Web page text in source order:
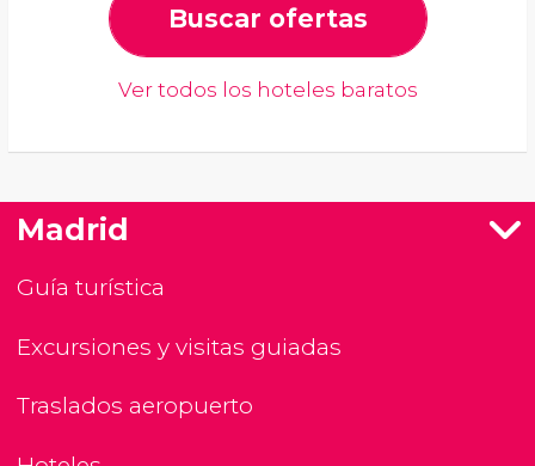
Buscar ofertas
Ver todos los hoteles baratos
Madrid
Guía turística
Excursiones y visitas guiadas
Traslados aeropuerto